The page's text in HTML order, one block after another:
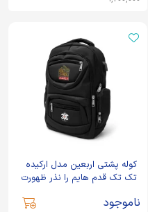
کوله پشتی اربعین مدل ارکیده
تک تک قدم هایم را نذر ظهورت
ناموجود